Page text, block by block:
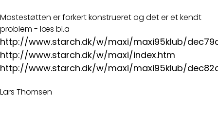
Mastestøtten er forkert konstrueret og det er et kendt
problem - læs bl.a
http://www.starch.dk/w/maxi/maxi95klub/
http://www.starch.dk/w/maxi/index.htm
http://www.starch.dk/w/maxi/maxi95klub/
Lars Thomsen